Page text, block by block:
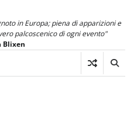
in Europa; piena di apparizioni e
palcoscenico di ogni evento"
Blixen